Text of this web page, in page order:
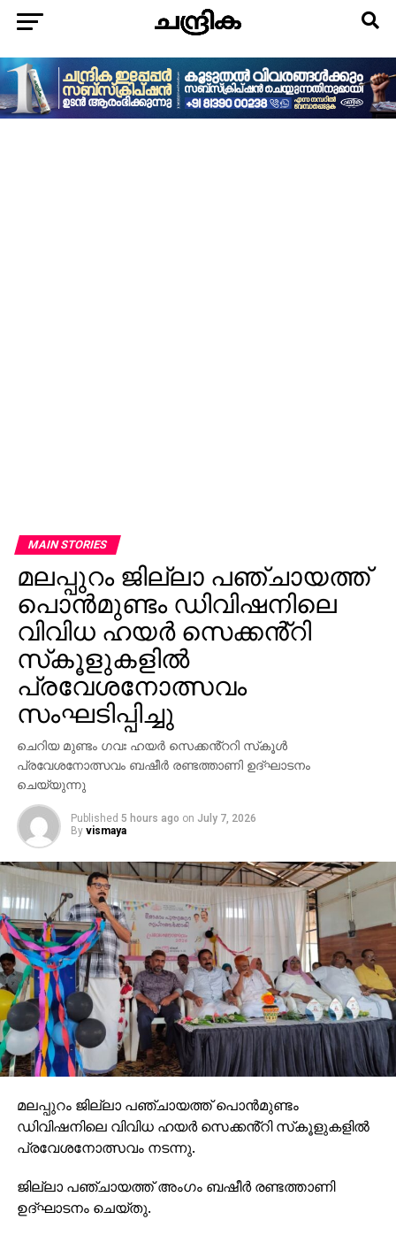
MAIN STORIES
മലപ്പുറം ജില്ലാ പഞ്ചായത്ത്
പൊൻമുണ്ടം ഡിവിഷനിലെ
വിവിധ ഹയർ സെക്കൻ്റി
സ്‌കൂളുകളിൽ
പ്രവേശനോത്സവം
സംഘടിപ്പിച്ചു
ചെറിയ മുണ്ടം ഗവഃ ഹയർ സെക്കൻ്ററി സ്‌കൂൾ
പ്രവേശനോത്സവം ബഷീർ രണ്ടത്താണി ഉദ്ഘാടനം
ചെയ്യുന്നു
Published 5 hours ago on July 7, 2026
By vismaya
മലപ്പുറം ജില്ലാ പഞ്ചായത്ത് പൊൻമുണ്ടം
ഡിവിഷനിലെ വിവിധ ഹയർ സെക്കൻ്റി സ്‌കൂളുകളിൽ
പ്രവേശനോത്സവം നടന്നു.
ജില്ലാ പഞ്ചായത്ത് അംഗം ബഷീർ രണ്ടത്താണി
ഉദ്ഘാടനം ചെയ്തു.